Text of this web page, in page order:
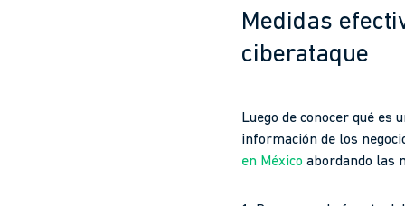
Medidas
ciberataque
Luego de conocer qué es
información de los
en México abordando las